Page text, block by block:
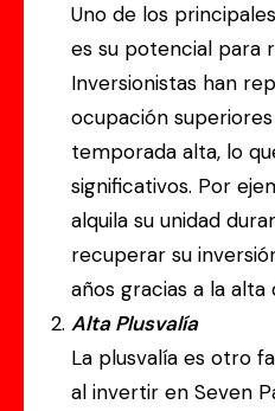
Uno de los
es su potencial para
Inversionistas han
ocupación
temporada alta, lo
significativos. Por
alquila su unidad
recuperar su
años gracias a la alta
Alta Plusvalía
La plusvalía es otro
al invertir en Seven